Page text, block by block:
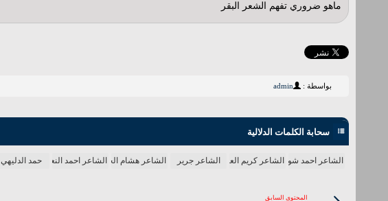
ماهو ضروري تفهم الشعر البقر
بواسطة : admin
سحابة الكلمات الدلالية
الشاعر احمد شوقيالشاعر كريم العراقيالشاعر جرير الشاعر هشام الجخالشاعر احمد النعيميحمد الدليهي
المحتوى السابق